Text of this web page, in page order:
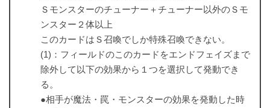
Ｓモンスターのチューナー＋チューナー以外のＳモ
ンスター２体以上
このカードはＳ召喚でしか特殊召喚できない。
(1)：フィールドのこのカードをエンドフェイズまで
除外して以下の効果から１つを選択して発動でき
る。
●相手が魔法・罠・モンスターの効果を発動した時